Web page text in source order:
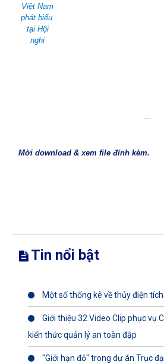
Việt Nam
phát biểu.
tại Hội
nghị
…
Mời download & xem file đính kèm.
Tin nổi bật
Một số thống kê về thủy điện
Giới thiệu 32 Video Clip phục vụ
kiến thức quản lý an toàn đập
"Giới hạn đỏ" trong dự án Trục